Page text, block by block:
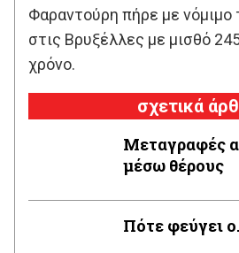
Φαραντούρη πήρε με
στις Βρυξέλλες με μισθό
χρόνο.
σχετικά
Μεταγραφές
μέσω θέρους
Πότε φεύγει